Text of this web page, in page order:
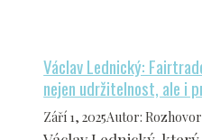
Václav Lednický:
nejen udržitelnost, ale i
Září 1, 2025Autor: Rozhovor